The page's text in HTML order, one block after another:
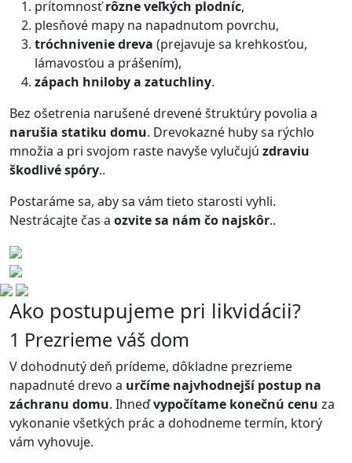
prítomnosťrôzne veľkých plodníc,
plesňové mapy na napadnutom povrchu,
tróchnivenie dreva (prejavuje sa krehkosťou,
lámavosťou a prášením),
zápach hniloby a zatuchliny.
Bez ošetrenia narušené drevené štruktúry povolia a
narušia statiku domu. Drevokazné huby sa rýchlo
množia a pri svojom raste navyše vylučujú zdraviu
škodlivé spóry..
Postaráme sa, aby sa vám tieto starosti vyhli.
Nestrácajte čas a ozvite sa nám čo najskôr..
Ako postupujeme pri likvidácii?
1 Prezrieme váš dom
V dohodnutý deň prídeme, dôkladne prezrieme
napadnuté drevo a určíme najvhodnejší postup na
záchranu domu. Ihneďvypočítame konečnú cenu za
vykonanie všetkých prác a dohodneme termín, ktorý
vám vyhovuje.